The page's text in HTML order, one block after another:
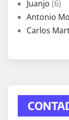
Juanjo (6)
Antonio
Carlos